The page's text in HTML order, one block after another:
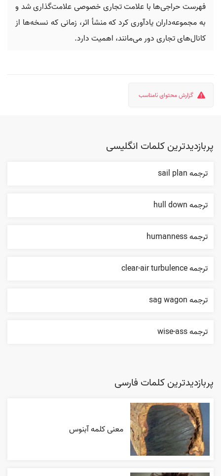
فهرست حراجی‌ها با علامت تجاری خصوصی علامت‌گذاری شد و
به مجموعه‌داران یادآوری کرد که منشأ اثر، زمانی که نسخه‌ها از
کانال‌های تجاری دور می‌مانند، اهمیت دارد.
گزارش محتوای نامناسب
پربازدیدترین کلمات انگلیسی
ترجمه sail plan
ترجمه hull down
ترجمه humanness
ترجمه clear-air turbulence
ترجمه sag wagon
ترجمه wise-ass
پربازدیدترین کلمات فارسی
معنی کلمه آبنوس